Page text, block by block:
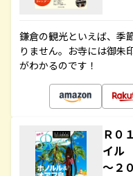
鎌倉の観光といえば、季
りません。お寺には御朱
がわかるのです！
Ｒ０
イル
～２